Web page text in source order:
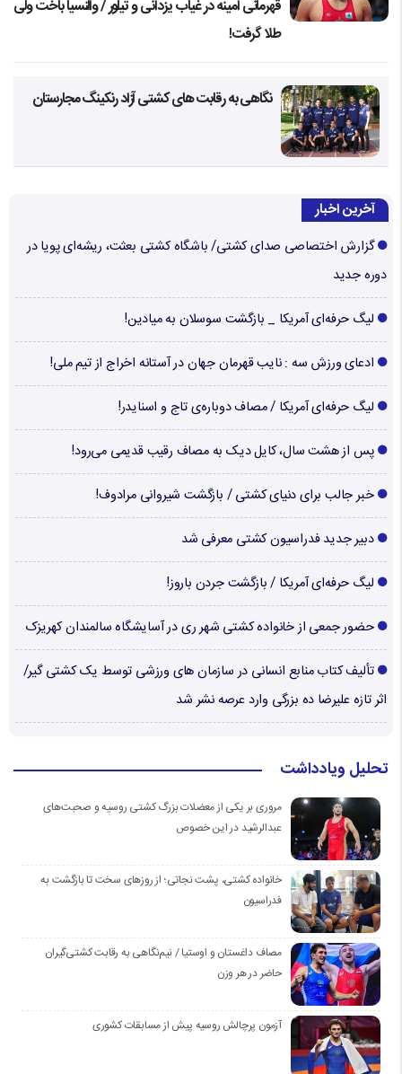
قهرمانی امینه در غیاب یزدانی و تیلور / والنسیا باخت ولی
طلا گرفت!
نگاهی به رقابت های کشتی آزاد رنکینگ مجارستان
آخرین اخبار
گزارش اختصاصی صدای کشتی/ باشگاه کشتی بعثت، ریشه‌ای پویا در
دوره جدید
لیگ حرفه‌ای آمریکا _ بازگشت سوسلان به میادین!
ادعای ورزش سه : نایب قهرمان جهان در آستانه اخراج از تیم ملی!
لیگ حرفه‌ای آمریکا / مصاف دوباره‌ی تاج و اسنایدر!
پس از هشت سال، کایل دیک به مصاف رقیب قدیمی می‌رود!
خبر جالب برای دنیای کشتی / بازگشت شیروانی مرادوف!
دبیر جدید فدراسیون کشتی معرفی شد
لیگ حرفه‌ای آمریکا / بازگشت جردن باروز!
حضور جمعی از خانواده کشتی شهر ری در آسایشگاه سالمندان کهریزک
تألیف کتاب منابع انسانی در سازمان های ورزشی توسط یک کشتی گیر/
اثر تازه علیرضا ده بزرگی وارد عرصه نشر شد
تحلیل ویادداشت
مروری بر یکی از معضلات بزرگ کشتی روسیه و صحبت‌های
عبدالرشید در این خصوص
خانواده کشتی، پشت نجاتی؛ از روزهای سخت تا بازگشت به
فدراسیون
مصاف داغستان و اوستیا / نیم‌نگاهی به رقابت کشتی‌گیران
حاضر در هر وزن
آزمون پرچالش روسیه پیش از مسابقات کشوری